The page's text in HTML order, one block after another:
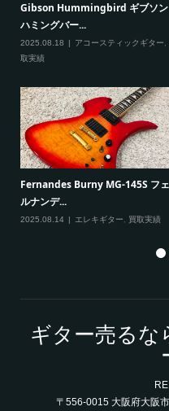
Gibson Hummingbird ギブソン
ハミングバー...
2025.08.18 アコースティックギター,
取実績
Fernandes Burny MG-145S フェ
ルナンデ...
2025.08.14 エレキギター 買取実績
ギター売るな
〒556-0015 大阪府大阪